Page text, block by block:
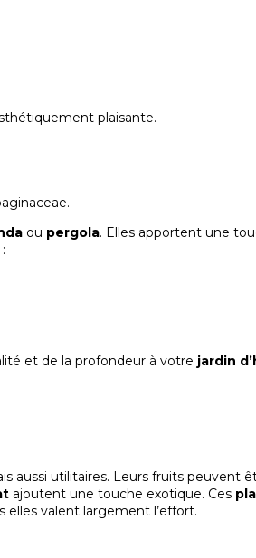
plaisante.
ou pergola. Elles apportent une
et de la profondeur à votre jardin
aussi utilitaires. Leurs fruits peuvent
ajoutent une touche exotique. Ces
elles valent largement l’effort.